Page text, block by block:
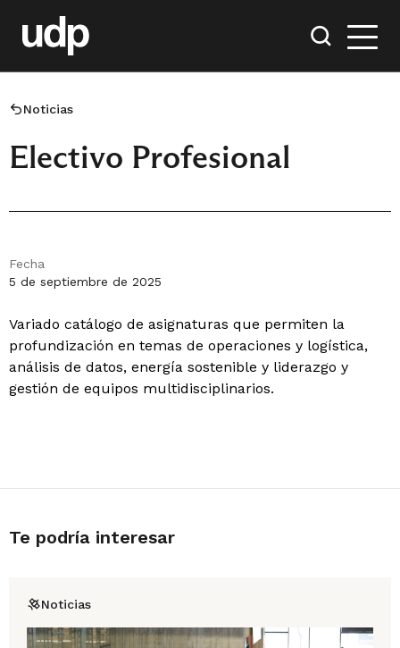
Noticias
Electivo Profesional
Fecha
5 de septiembre de 2025
Variado catálogo de asignaturas que permiten la
profundización en temas de operaciones y logística,
análisis de datos, energía sostenible y liderazgo y
gestión de equipos multidisciplinarios.
Te podría interesar
Noticias